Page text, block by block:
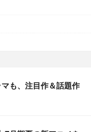
も、注目作＆話題作